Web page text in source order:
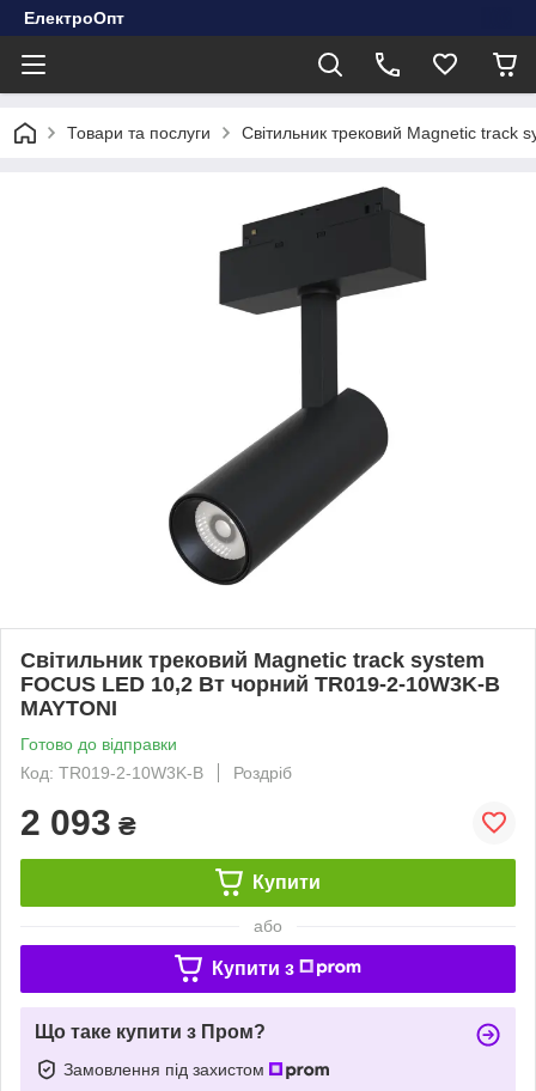
ЕлектроОпт
Товари та послуги Світильник трековий Magnetic track
Світильник трековий Magnetic track system
FOCUS LED 10,2 Вт чорний TR019-2-10W3K-B
MAYTONI
Готово до відправки
Код: TR019-2-10W3K-B
Роздріб
2 093 ₴
Купити
або
Купити з
Що таке купити з Пром?
Замовлення під захистом